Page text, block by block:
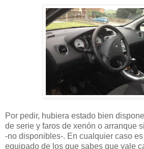
Por pedir, hubiera estado bien
de serie y faros de xenón o arranque
-no disponibles-. En cualquier caso
equipado de los que sabes que vale